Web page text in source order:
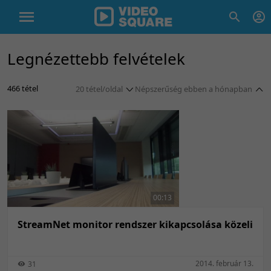
Legnézettebb felvételek
Népszerűség ebben a hónapban
Népszerűség szerint
Népszerűség szerint
Népszerűség ezen a héten
Népszerűség ezen a héten
Népszerűség ebben a hónapban
Népszerűség ebben a hónapban
466 tétel
20 tétel/oldal
10 tétel/oldal
50 tétel/oldal
100 tétel/oldal
00:13
StreamNet monitor rendszer kikapcsolása közeli
31 2014. február 13.